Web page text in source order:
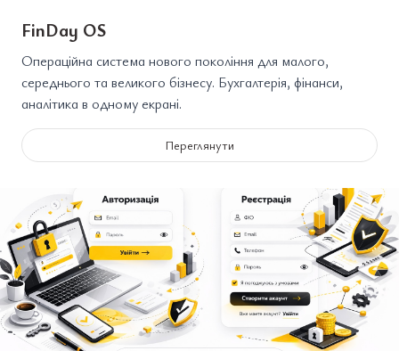
FinDay OS
Операційна система нового покоління для малого,
середнього та великого бізнесу. Бухгалтерія, фінанси,
аналітика в одному екрані.
Переглянути